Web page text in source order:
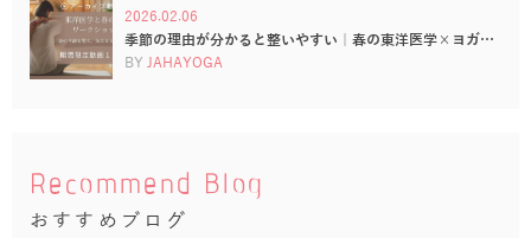
2026.02.06
季節の理由が分かると整いやすい｜春の東洋医学×ヨガ…
BY JAHAYOGA
Recommend Blog
おすすめブログ